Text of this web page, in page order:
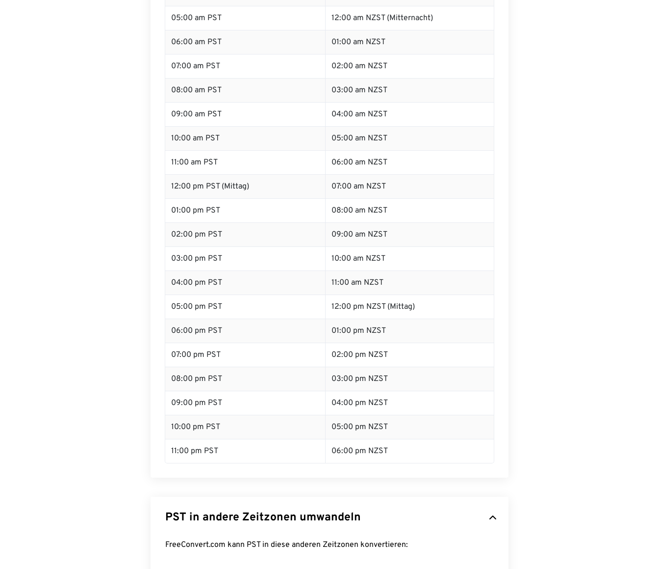
05:00 am PST 12:00 am NZST (Mitternacht)
06:00 am PST 01:00 am NZST
07:00 am PST 02:00 am NZST
08:00 am PST 03:00 am NZST
09:00 am PST 04:00 am NZST
10:00 am PST 05:00 am NZST
11:00 am PST 06:00 am NZST
12:00 pm PST (Mittag) 07:00 am NZST
01:00 pm PST 08:00 am NZST
02:00 pm PST 09:00 am NZST
03:00 pm PST 10:00 am NZST
04:00 pm PST 11:00 am NZST
05:00 pm PST 12:00 pm NZST (Mittag)
06:00 pm PST 01:00 pm NZST
07:00 pm PST 02:00 pm NZST
08:00 pm PST 03:00 pm NZST
09:00 pm PST 04:00 pm NZST
10:00 pm PST 05:00 pm NZST
11:00 pm PST 06:00 pm NZST
PST in andere Zeitzonen umwandeln
FreeConvert.com kann PST in diese anderen Zeitzonen konvertieren: